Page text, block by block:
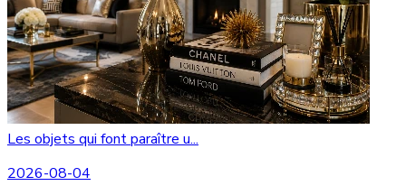
Les objets qui font paraître u...
2026-08-04